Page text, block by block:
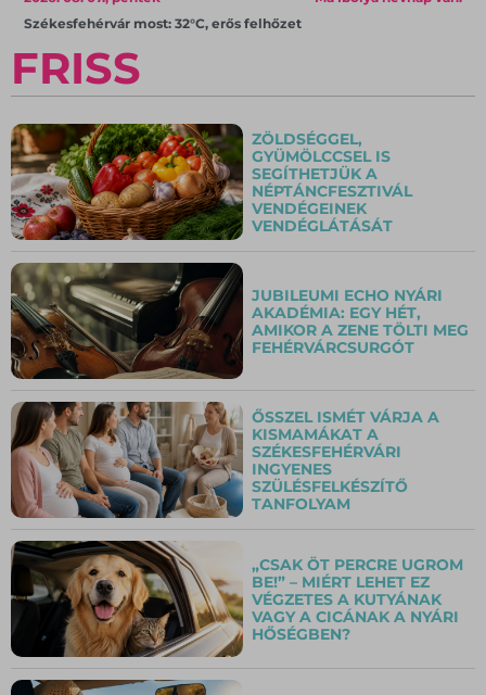
Székesfehérvár most: 32°C, erős felhőzet
FRISS
ZÖLDSÉGGEL,
GYÜMÖLCCSEL IS
SEGÍTHETJÜK A
NÉPTÁNCFESZTIVÁL
VENDÉGEINEK
VENDÉGLÁTÁSÁT
JUBILEUMI ECHO NYÁRI
AKADÉMIA: EGY HÉT,
AMIKOR A ZENE TÖLTI MEG
FEHÉRVÁRCSURGÓT
ŐSSZEL ISMÉT VÁRJA A
KISMAMÁKAT A
SZÉKESFEHÉRVÁRI
INGYENES
SZÜLÉSFELKÉSZÍTŐ
TANFOLYAM
„CSAK ÖT PERCRE UGROM
BE!” – MIÉRT LEHET EZ
VÉGZETES A KUTYÁNAK
VAGY A CICÁNAK A NYÁRI
HŐSÉGBEN?